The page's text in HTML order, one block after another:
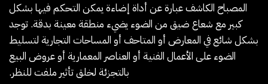
المصباح الكاشف عبارة عن أداة إضاءة يمكن التحكم فيها بشكل
كبير مع شعاع ضيق من الضوء يضيء منطقة معينة بدقة. توجد
بشكل شائع في المعارض أو المتاحف أو المساحات التجارية لتسليط
الضوء على الأعمال الفنية أو العناصر المعمارية أو عروض البيع
بالتجزئة لخلق تأثير ملفت للنظر.